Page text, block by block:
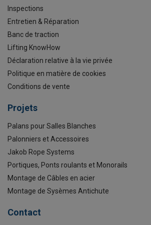
Inspections
Entretien & Réparation
Banc de traction
Lifting KnowHow
Déclaration relative à la vie privée
Politique en matière de cookies
Conditions de vente
Projets
Palans pour Salles Blanches
Palonniers et Accessoires
Jakob Rope Systems
Portiques, Ponts roulants et Monorails
Montage de Câbles en acier
Montage de Sysèmes Antichute
Contact